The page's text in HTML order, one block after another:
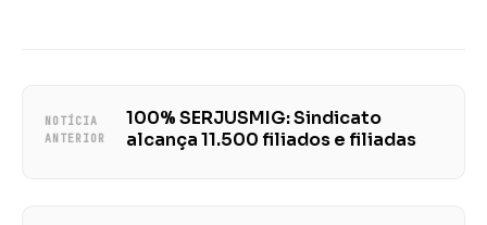
NOTÍCIA
ANTERIOR
100% SERJUSMIG: Sindicato
alcança 11.500 filiados e filiadas